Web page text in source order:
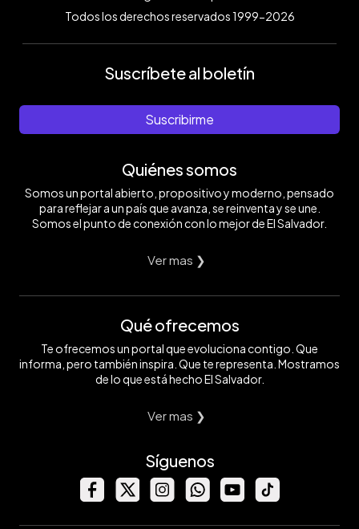
Todos los derechos reservados 1999-2026
Suscríbete al boletín
Suscribirme
Quiénes somos
Somos un portal abierto, propositivo y moderno, pensado
para reflejar a un país que avanza, se reinventa y se une.
Somos el punto de conexión con lo mejor de El Salvador.
Ver mas ❯
Qué ofrecemos
Te ofrecemos un portal que evoluciona contigo. Que
informa, pero también inspira. Que te representa. Mostramos
de lo que está hecho El Salvador.
Ver mas ❯
Síguenos